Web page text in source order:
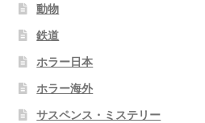
動物
鉄道
ホラー日本
ホラー海外
サスペンス・ミステリー